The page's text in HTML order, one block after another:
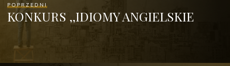
POPRZEDNI
KONKURS ,,IDIOMY ANGIELSKIE